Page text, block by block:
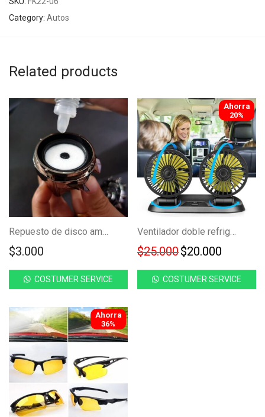
Category: Autos
Related products
Repuesto de disco ambientador carro FK22-02B
$3.000
COSTUMER SERVICE
-20%
Ahorra
20%
Ventilador doble refrigerante para carro FK23D-133
$25.000Original price
$20.000
COSTUMER SERVICE
-36%
Ahorra
36%